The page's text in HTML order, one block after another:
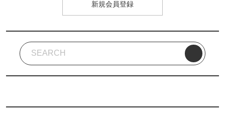
新規会員登録